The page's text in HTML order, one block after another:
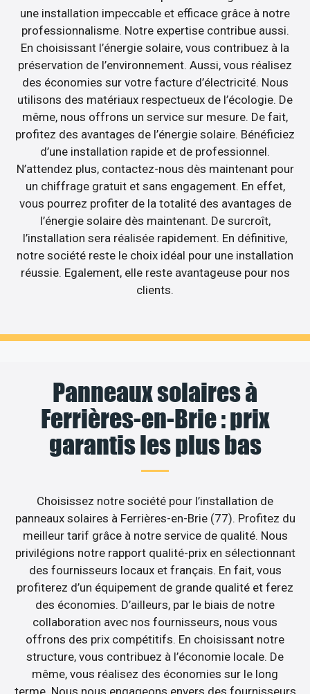
une installation impeccable et efficace grâce à notre
professionnalisme. Notre expertise contribue aussi.
En choisissant l’énergie solaire, vous contribuez à la
préservation de l’environnement. Aussi, vous réalisez
des économies sur votre facture d’électricité. Nous
utilisons des matériaux respectueux de l’écologie. De
même, nous offrons un service sur mesure. De fait,
profitez des avantages de l’énergie solaire. Bénéficiez
d’une installation rapide et de professionnel.
N’attendez plus, contactez-nous dès maintenant pour
un chiffrage gratuit et sans engagement. En effet,
vous pourrez profiter de la totalité des avantages de
l’énergie solaire dès maintenant. De surcroît,
l’installation sera réalisée rapidement. En définitive,
notre société reste le choix idéal pour une installation
réussie. Egalement, elle reste avantageuse pour nos
clients.
Panneaux solaires à
Ferrières-en-Brie : prix
garantis les plus bas
Choisissez notre société pour l’installation de
panneaux solaires à Ferrières-en-Brie (77). Profitez du
meilleur tarif grâce à notre service de qualité. Nous
privilégions notre rapport qualité-prix en sélectionnant
des fournisseurs locaux et français. En fait, vous
profiterez d’un équipement de grande qualité et ferez
des économies. D’ailleurs, par le biais de notre
collaboration avec nos fournisseurs, nous vous
offrons des prix compétitifs. En choisissant notre
structure, vous contribuez à l’économie locale. De
même, vous réalisez des économies sur le long
terme. Nous nous engageons envers des fournisseurs